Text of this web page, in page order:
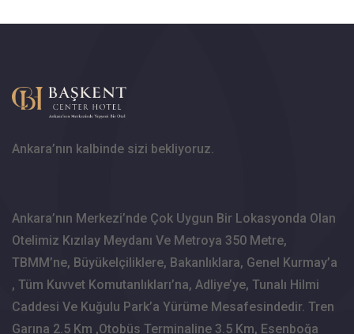
Ankara’nın kalbinde sizi bekliyoruz.
Ankara’nın Merkezi’nde Çok Uygun Bir Lokasyonda Olan
Otelimiz Kızılay Meydanı Ve Metroya 350 Metre,
TBMM’ne, Büyükelçiliklere, Bakanlıklara, Genel Kurmay’a
, Tüm Kuvvet Komutanlıkları’na, Adliye’ye, Tunalı Hilmi
Caddesi Ve Kuğulu Park’a Yürüme Mesafesindedir. Tren
Garına 2.5 Km ,Otobüs Terminaline 3.5 Km, Esenboğa